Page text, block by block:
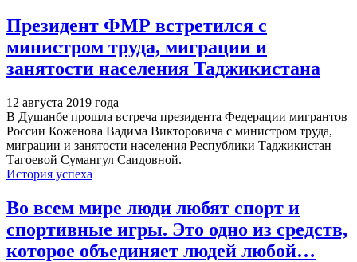
Президент ФМР встретился с
министром труда, миграции и
занятости населения Таджикистана
12 августа 2019 года
В Душанбе прошла встреча президента Федерации мигрантов
России Коженова Вадима Викторовича с министром труда,
миграции и занятости населения Республики Таджикистан
Тагоевой Сумангул Саидовной.
История успеха
Во всем мире люди любят спорт и
спортивные игры. Это одно из средств,
которое объединяет людей любой…